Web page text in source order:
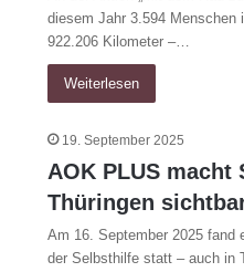
diesem Jahr 3.594 Menschen
922.206 Kilometer –…
Weiterlesen
19. September 2025
AOK PLUS macht
Thüringen
Am 16. September 2025 fand
der Selbsthilfe statt – auch in